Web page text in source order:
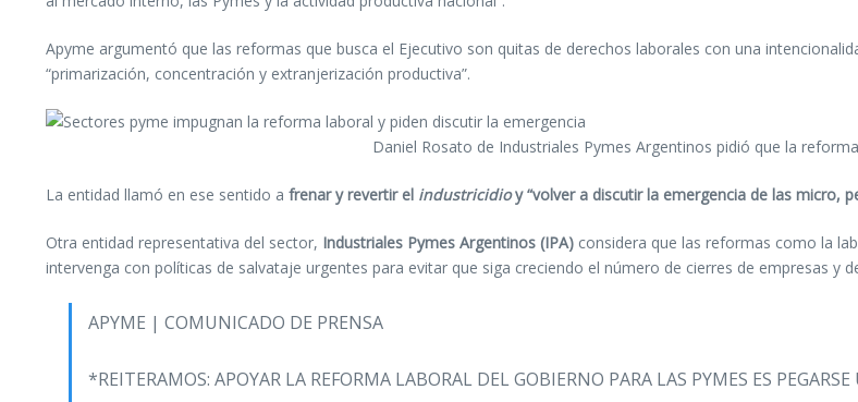
Apyme argumentó que las reformas que busca el Ejecutivo son quitas de derechos laborales con una
“primarización, concentración y extranjerización productiva”.
Daniel Rosato de Industriales Pymes Argentinos pidió que la
La entidad llamó en ese sentido a frenar y revertir el industricidioy “volver a discutir la emergencia de las micro,
Otra entidad representativa del sector, Industriales Pymes Argentinos (IPA) considera que las reformas como la
intervenga con políticas de salvataje urgentes para evitar que siga creciendo el número de cierres de empresas y
APYME | COMUNICADO DE PRENSA
*REITERAMOS: APOYAR LA REFORMA LABORAL DEL GOBIERNO PARA LAS PYMES ES